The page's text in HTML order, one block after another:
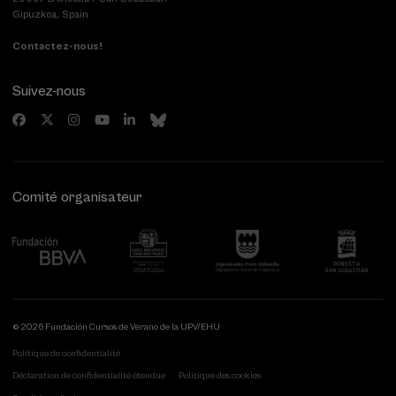
Gipuzkoa, Spain
Contactez-nous!
Suivez-nous
Comité organisateur
© 2026 Fundación Cursos de Verano de la UPV/EHU
Politique de confidentialité
Déclaration de confidentialité étendue Politique des cookies